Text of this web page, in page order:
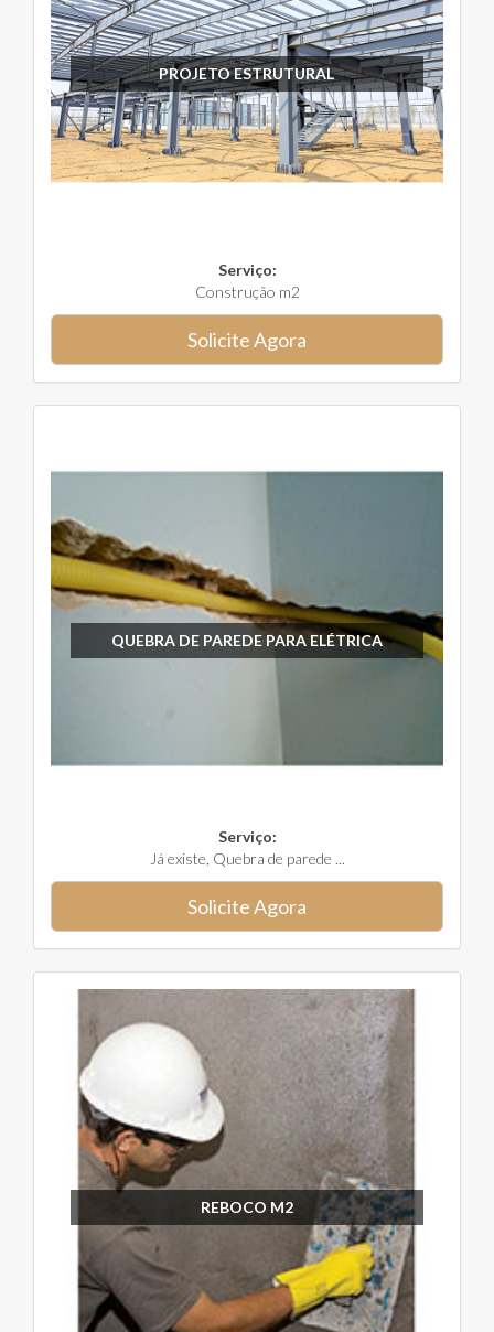
PROJETO ESTRUTURAL
Serviço:
Construção m2
Solicite Agora
QUEBRA DE PAREDE PARA ELÉTRICA
Serviço:
Já existe, Quebra de parede ...
Solicite Agora
REBOCO M2